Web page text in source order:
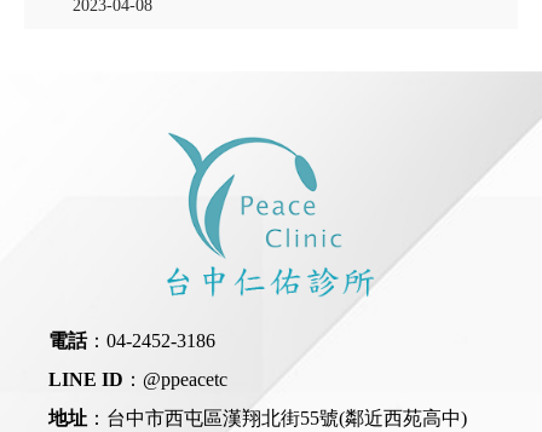
2023-04-08
電話： 04-2452-3186
LINE ID ： @ppeacetc
地址 ：台中市西屯區漢翔北街55號(鄰近西苑高中)